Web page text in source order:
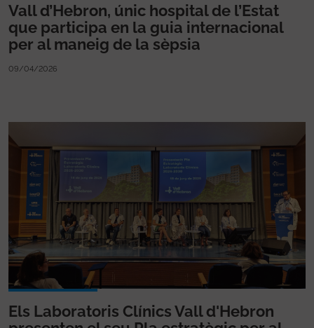
Vall d’Hebron, únic hospital de l’Estat
que participa en la guia internacional
per al maneig de la sèpsia
09/04/2026
Els Laboratoris Clínics Vall d'Hebron